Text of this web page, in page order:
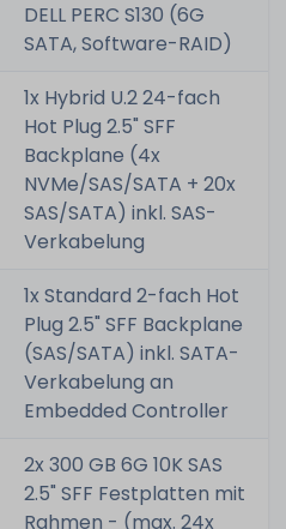
DELL PERC S130 (6G
SATA, Software-RAID)
1x Hybrid U.2 24-fach
Hot Plug 2.5" SFF
Backplane (4x
NVMe/SAS/SATA + 20x
SAS/SATA) inkl. SAS-
Verkabelung
1x Standard 2-fach Hot
Plug 2.5" SFF Backplane
(SAS/SATA) inkl. SATA-
Verkabelung an
Embedded Controller
2x 300 GB 6G 10K SAS
2.5" SFF Festplatten mit
Rahmen - (max. 24x